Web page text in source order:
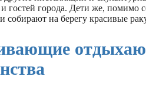
гостей города. Дети же, помимо
собирают на берегу красивые